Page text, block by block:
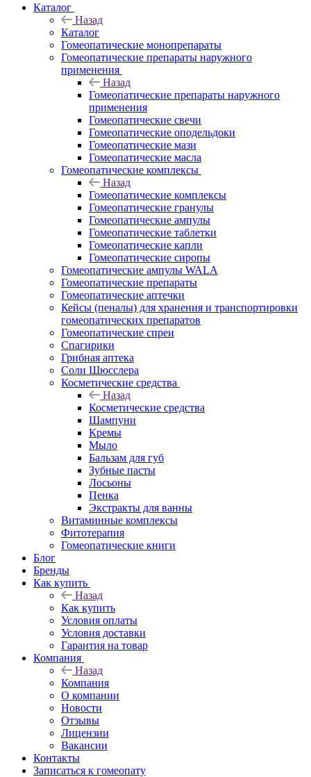
Каталог
Назад
Каталог
Гомеопатические монопрепараты
Гомеопатические препараты наружного
применения
Назад
Гомеопатические препараты наружного
применения
Гомеопатические свечи
Гомеопатические оподельдоки
Гомеопатические мази
Гомеопатические масла
Гомеопатические комплексы
Назад
Гомеопатические комплексы
Гомеопатические гранулы
Гомеопатические ампулы
Гомеопатические таблетки
Гомеопатические капли
Гомеопатические сиропы
Гомеопатические ампулы WALA
Гомеопатические препараты
Гомеопатические аптечки
Кейсы (пеналы) для хранения и транспортировки
гомеопатических препаратов
Гомеопатические спреи
Спагирики
Грибная аптека
Соли Шюсслера
Косметические средства
Назад
Косметические средства
Шампуни
Кремы
Мыло
Бальзам для губ
Зубные пасты
Лосьоны
Пенка
Экстракты для ванны
Витаминные комплексы
Фитотерапия
Гомеопатические книги
Блог
Бренды
Как купить
Назад
Как купить
Условия оплаты
Условия доставки
Гарантия на товар
Компания
Назад
Компания
О компании
Новости
Отзывы
Лицензии
Вакансии
Контакты
Записаться к гомеопату